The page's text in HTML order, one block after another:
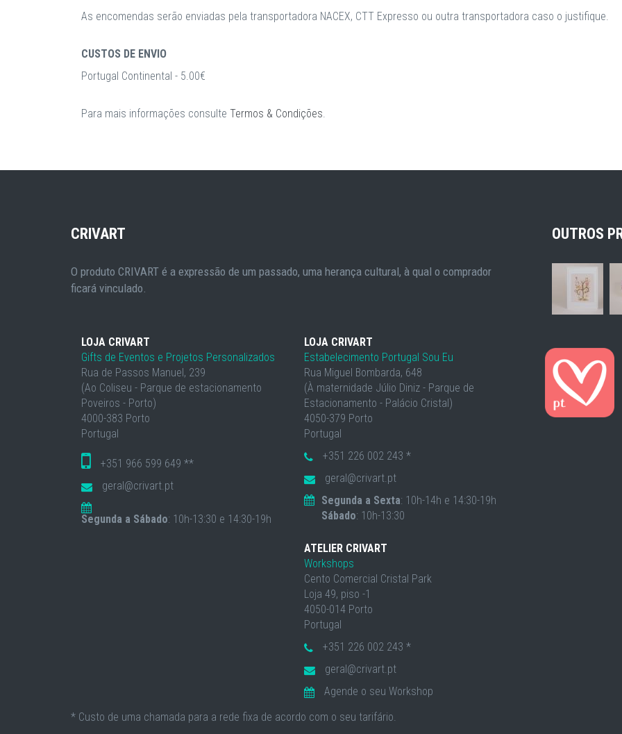
As encomendas serão enviadas pela transportadora NACEX, CTT Expresso ou outra transportadora caso o justifique.
CUSTOS DE ENVIO
Portugal Continental - 5.00€
Para mais informações consulte Termos & Condições.
CRIVART
O produto CRIVART é a expressão de um passado, uma herança cultural, à qual o comprador
ficará vinculado.
LOJA CRIVART
Gifts de Eventos e Projetos Personalizados
Rua de Passos Manuel, 239
(Ao Coliseu - Parque de estacionamento
Poveiros - Porto)
4000-383 Porto
Portugal
+351 966 599 649 **
geral@crivart.pt
Segunda a Sábado: 10h-13:30 e 14:30-19h
LOJA CRIVART
Estabelecimento Portugal Sou Eu
Rua Miguel Bombarda, 648
(À maternidade Júlio Diniz - Parque de
Estacionamento - Palácio Cristal)
4050-379 Porto
Portugal
+351 226 002 243 *
geral@crivart.pt
Segunda a Sexta: 10h-14h e 14:30-19h
Sábado: 10h-13:30
ATELIER CRIVART
Workshops
Cento Comercial Cristal Park
Loja 49, piso -1
4050-014 Porto
Portugal
+351 226 002 243 *
geral@crivart.pt
Agende o seu Workshop
OUTROS
* Custo de uma chamada para a rede fixa de acordo com o seu tarifário.